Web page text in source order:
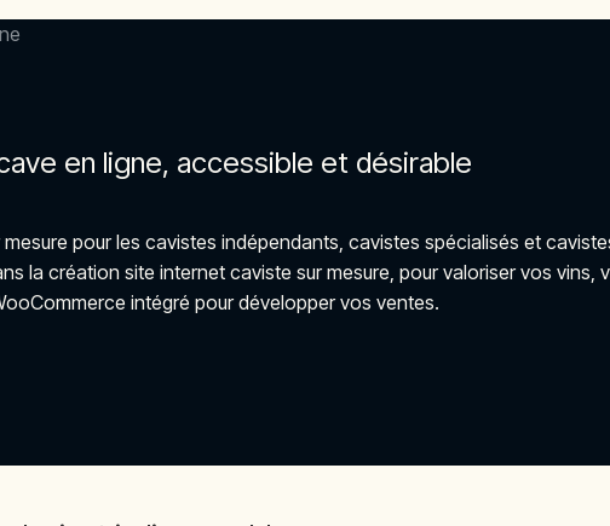
en ligne, accessible et désirable
pour les cavistes indépendants, cavistes spécialisés et
la création site internet caviste sur mesure, pour valoriser vos vins,
intégré pour développer vos ventes.